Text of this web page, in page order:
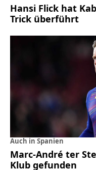
Hansi Flick hat
Trick überführt
Auch in Spanien
Marc-André ter
Klub gefunden